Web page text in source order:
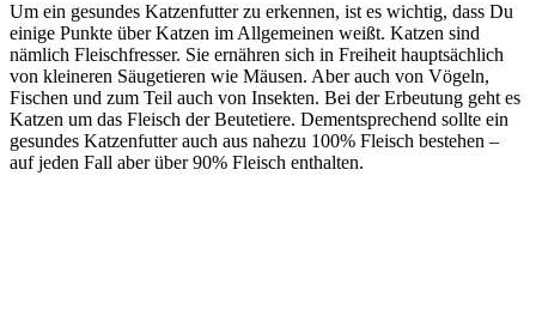
Um ein gesundes Katzenfutter zu erkennen, ist es wichtig, dass Du
einige Punkte über Katzen im Allgemeinen weißt. Katzen sind
nämlich Fleischfresser. Sie ernähren sich in Freiheit hauptsächlich
von kleineren Säugetieren wie Mäusen. Aber auch von Vögeln,
Fischen und zum Teil auch von Insekten. Bei der Erbeutung geht es
Katzen um das Fleisch der Beutetiere. Dementsprechend sollte ein
gesundes Katzenfutter auch aus nahezu 100% Fleisch bestehen –
auf jeden Fall aber über 90% Fleisch enthalten.